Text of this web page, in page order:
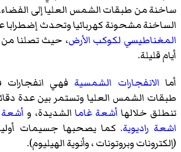
ساخنة من طبقات الشمس العليا إلى الفضاء.
الساخنة مشحونة كهربائيا وتحدث إضطرابا
المغناطيسي لكوكب الأرض، حيث تصلنا
أيام قليلة.
أما الانفجارات الشمسية فهي
طبقات الشمس العليا وتستمر بين عدة
تنطلق خلالها أشعة غاما الشديدة، و
اشعة راديوية. كما يصحبها جسيمات
(إلكترونات وبروتونات ، وأنوية الهيليوم).